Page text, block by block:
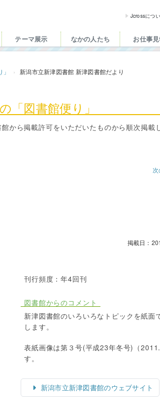
ェイクロス）|Jcrossにつ
テーマ展示 なかの人たち お仕事
新潟市立新津図書館 新津図書館だより
「図書館便り」
から掲載許可をいただいたものから順次掲載
掲載日：
刊行頻度：年4回刊
図書館からのコメント
新津図書館のいろいろなトピックを紙面
します。
表紙画像は第３号(平成23年冬号)（
す。
新潟市立新津図書館のウェブサイト